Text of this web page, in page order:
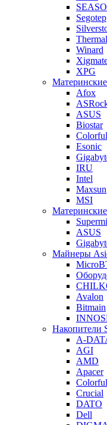
Segotep
Winard
XPG
Afox
ASUS
Biostar
Colorful
Esonic
IRU
Intel
Maxsun
MSI
ASUS
Майнеры
Avalon
Bitmain
Накопители
A-
AGI
AMD
Apacer
Colorful
Crucial
DATO
Dell